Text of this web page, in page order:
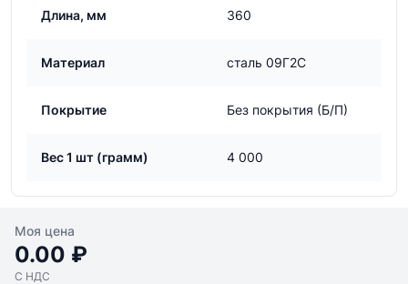
Длина, мм 360
Материал сталь 09Г2С
Покрытие Без покрытия (Б/П)
Вес 1 шт (грамм) 4 000
Моя цена
0.00 ₽
С НДС